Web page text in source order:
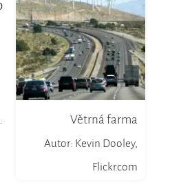
Větrná farma
Autor: Kevin Dooley,
Flickr.com